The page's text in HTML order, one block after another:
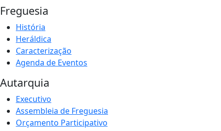
Freguesia
História
Heráldica
Caracterização
Agenda de Eventos
Autarquia
Executivo
Assembleia de Freguesia
Orçamento Participativo